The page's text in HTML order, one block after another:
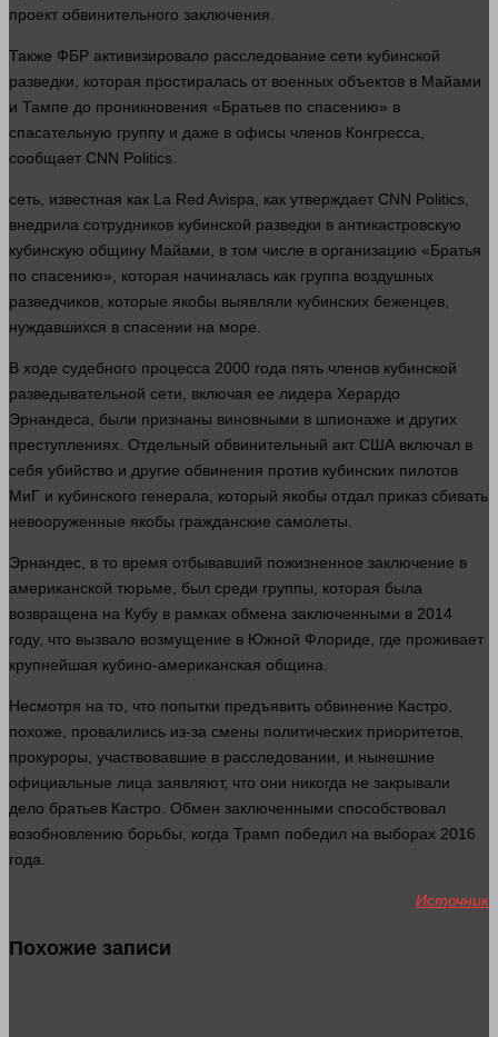
проект обвинительного заключения
Также ФБР активизировало расследование сети кубинской
разведки, которая простиралась от военных объектов в Майами
и Тампе до проникновения «Братьев по спасению» в
спасательную группу и даже в офисы членов Конгресса,
сообщает CNN Politics.
сеть , известная как La Red Avispa, как утверждает CNN Politics,
внедрила сотрудников кубинской разведки в антикастровскую
кубинскую общину Майами, в том числе в организацию «Братья
по спасению», которая начиналась как группа воздушных
разведчиков, которые якобы выявляли кубинских беженцев,
нуждавшихся в спасении на море.
В ходе судебного процесса 2000 года пять членов кубинской
разведывательной сети, включая ее лидера Херардо
Эрнандеса, были признаны виновными в шпионаже и других
преступлениях. Отдельный обвинительный акт США включал в
себя убийство и другие обвинения против кубинских пилотов
МиГ и кубинского генерала, который якобы отдал приказ сбивать
невооруженные якобы гражданские самолеты.
Эрнандес, в то время отбывавший пожизненное заключение в
американской тюрьме, был среди группы, которая была
возвращена на Кубу в рамках обмена заключенными в 2014
году, что вызвало возмущение в Южной Флориде, где проживает
крупнейшая кубино-американская община.
Несмотря на то, что попытки предъявить обвинение Кастро,
похоже, провалились из-за смены политических приоритетов,
прокуроры, участвовавшие в расследовании, и нынешние
официальные лица заявляют, что они никогда не закрывали
дело братьев Кастро. Обмен заключенными способствовал
возобновлению борьбы, когда Трамп победил на выборах 2016
года
Источник
Похожие записи